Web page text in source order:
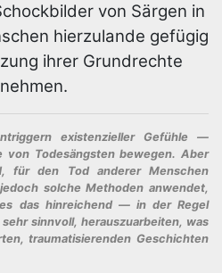
von Särgen in
hierzulande gefügig
ihrer Grundrechte
existenzieller Gefühle —
von Todesängsten bewegen. Aber
für den Tod anderer Menschen
solche Methoden anwendet,
das hinreichend — in der Regel
sinnvoll, herauszuarbeiten, was
traumatisierenden Geschichten